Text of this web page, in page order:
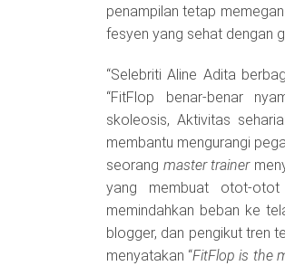
penampilan tetap
fesyen yang sehat dengan
“Selebriti Aline Adita
“FitFlop benar-benar
skoleosis, Aktivitas
membantu mengurangi
seorang master trainer
yang membuat otot-
memindahkan beban ke
blogger, dan pengikut tren
menyatakan “FitFlop is the